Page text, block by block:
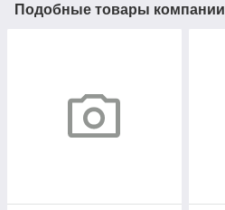
Подобные товары компании